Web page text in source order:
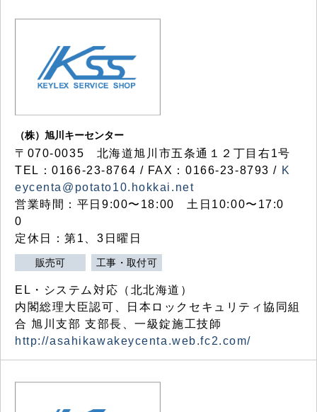
（株）旭川キーセンター
〒070-0035 北海道旭川市五条通１２丁目右1号
TEL：0166-23-8764 / FAX：0166-23-8793 / K
eycenta@potato10.hokkai.net
営業時間：平日9:00〜18:00 土日10:00〜17:0
0
定休日：第1、3日曜日
販売可 工事・取付可
EL・システム対応（北北海道）
内閣総理大臣認可、日本ロックセキュリティ協同組
合 旭川支部 支部長、一級錠施工技師
http://asahikawakeycenta.web.fc2.com/